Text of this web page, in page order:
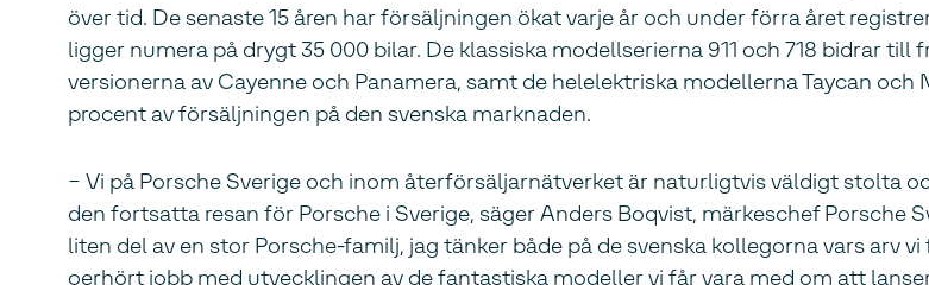
över tid. De senaste 15 åren har försäljningen ökat varje år och under förra året
ligger numera på drygt 35 000 bilar. De klassiska modellserierna 911 och 718 bidrar
versionerna av Cayenne och Panamera, samt de helelektriska modellerna Taycan
procent av försäljningen på den svenska marknaden.
− Vi på Porsche Sverige och inom återförsäljarnätverket är naturligtvis väldigt stolta
den fortsatta resan för Porsche i Sverige, säger Anders Boqvist, märkeschef Porsche
liten del av en stor Porsche-familj, jag tänker både på de svenska kollegorna vars arv
oerhört jobb med utvecklingen av de fantastiska modeller vi får vara med om att